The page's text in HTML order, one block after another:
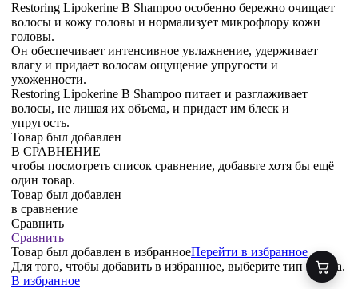
Restoring Lipokerine B Shampoo особенно бережно очищает
волосы и кожу головы и нормализует микрофлору кожи
головы.
Он обеспечивает интенсивное увлажнение, удерживает
влагу и придает волосам ощущение упругости и
ухоженности.
Restoring Lipokerine B Shampoo питает и разглаживает
волосы, не лишая их объема, и придает им блеск и
упругость.
Товар был добавлен
В СРАВНЕНИЕ
чтобы посмотреть список сравнение, добавьте хотя бы ещё
один товар.
Товар был добавлен
в сравнение
Сравнить
Сравнить
Товар был добавлен в избранноеПерейти в избранное
Для того, чтобы добавить в избранное, выберите тип товара.
В избранное